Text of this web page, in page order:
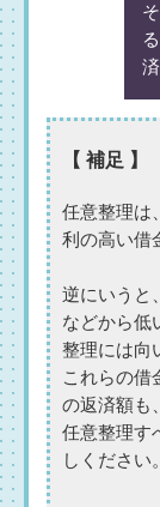
【 補足 】
任意整理は
利の高い借
逆にいうと
などから低
整理には向
これらの借
の返済額も
任意整理す
しください。